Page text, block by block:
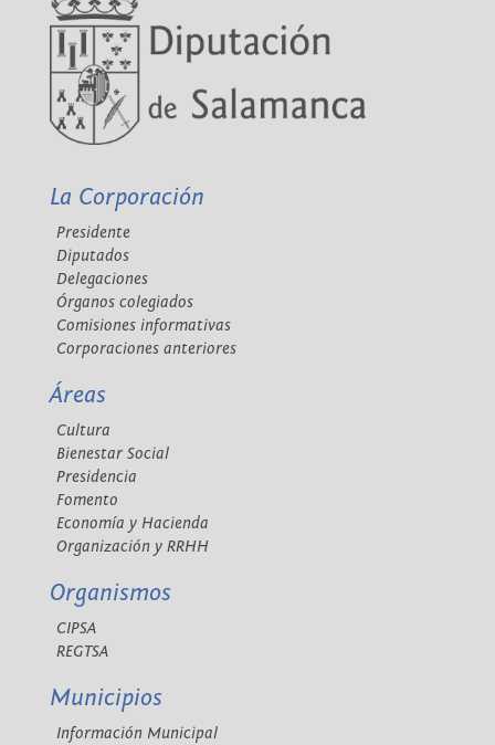
La Corporación
Presidente
Diputados
Delegaciones
Órganos colegiados
Comisiones informativas
Corporaciones anteriores
Áreas
Cultura
Bienestar Social
Presidencia
Fomento
Economía y Hacienda
Organización y RRHH
Organismos
CIPSA
REGTSA
Municipios
Información Municipal